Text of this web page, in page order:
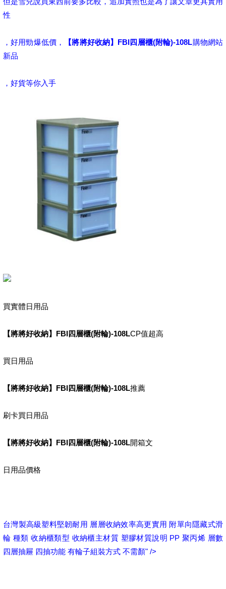
性
，好用勁爆低價， 【將將好收納】FBI四層櫃(附輪)-108L購物網站
新品
，好貨等你入手
買實體日用品
【將將好收納】FBI四層櫃(附輪)-108LCP值超高
買日用品
【將將好收納】FBI四層櫃(附輪)-108L推薦
刷卡買日用品
【將將好收納】FBI四層櫃(附輪)-108L開箱文
日用品價格
台灣製高級塑料堅韌耐用 層層收納效率高更實用 附單向隱藏式滑
輪 種類 收納櫃類型 收納櫃主材質 塑膠材質說明 PP 聚丙烯 層數
四層抽屜 四抽功能 有輪子組裝方式 不需顏" />